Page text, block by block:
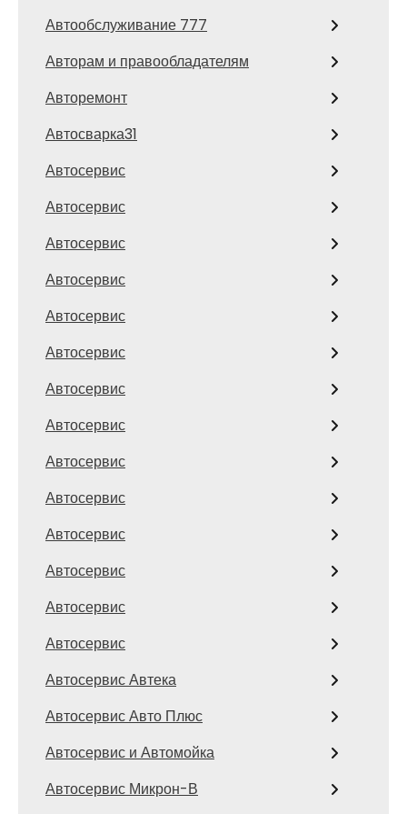
Автообслуживание 777
Авторам и правообладателям
Авторемонт
Автосварка31
Автосервис
Автосервис
Автосервис
Автосервис
Автосервис
Автосервис
Автосервис
Автосервис
Автосервис
Автосервис
Автосервис
Автосервис
Автосервис
Автосервис
Автосервис Автека
Автосервис Авто Плюс
Автосервис и Автомойка
Автосервис Микрон-В